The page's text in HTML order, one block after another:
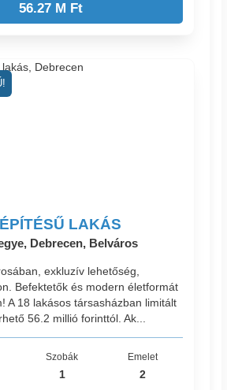
56.27 M Ft
LAKÁS
Debrecen, Belváros
exkluzív lehetőség,
Befektetők és modern életformát
A 18 lakásos társasházban limitált
56.2 millió forinttól. Ak...
Szobák
1
Emelet
2